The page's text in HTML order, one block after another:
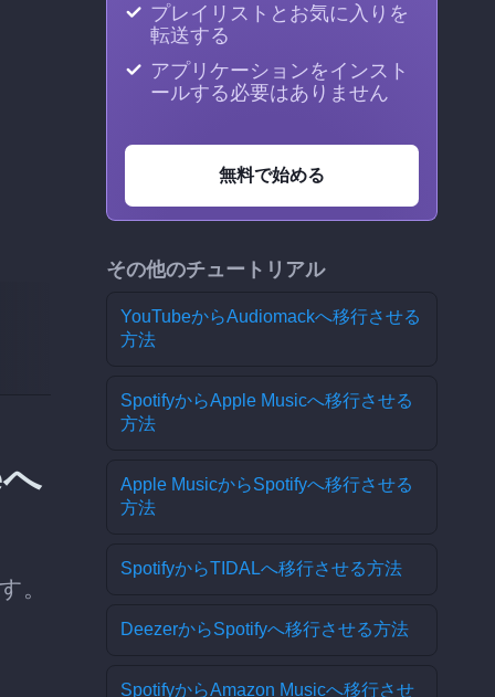
。
プレイリストとお気に入りを
転送する
アプリケーションをインスト
ールする必要はありません
無料で始める
その他のチュートリアル
YouTubeからAudiomackへ移行させる
方法
SpotifyからApple Musicへ移行させる
方法
Apple MusicからSpotifyへ移行させる
方法
SpotifyからTIDALへ移行させる方法
DeezerからSpotifyへ移行させる方法
SpotifyからAmazon Musicへ移行させ